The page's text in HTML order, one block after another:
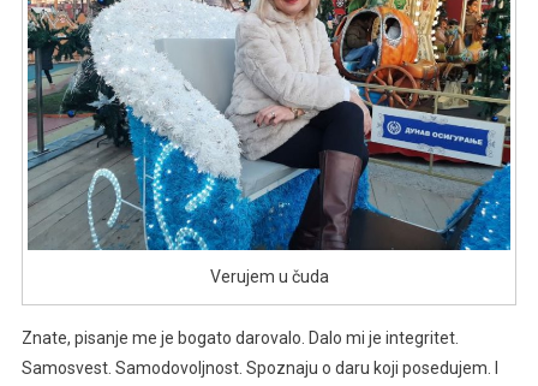
Verujem u čuda
Znate, pisanje me je bogato darovalo. Dalo mi je integritet.
Samosvest. Samodovoljnost. Spoznaju o daru koji posedujem. I